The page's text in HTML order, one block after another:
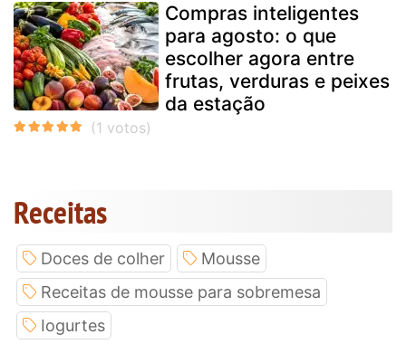
Compras inteligentes
para agosto: o que
escolher agora entre
frutas, verduras e peixes
da estação
Receitas
Doces de colher
Mousse
Receitas de mousse para sobremesa
Iogurtes